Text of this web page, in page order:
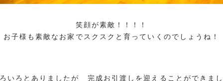
笑顔が素敵！！！！
お子様も素敵なお家でスクスクと育っていくのでしょうね！
いろとありましたが 完成お引渡しを迎えることができま